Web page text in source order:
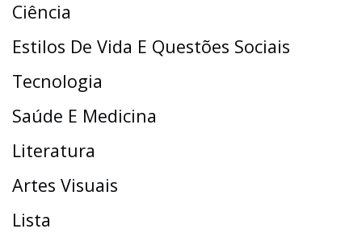
Ciência
Estilos De Vida E Questões Sociais
Tecnologia
Saúde E Medicina
Literatura
Artes Visuais
Lista